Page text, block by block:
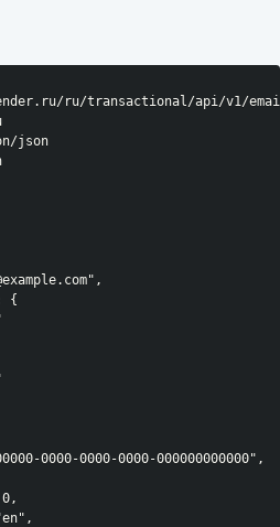
ru/transactional/api/v1/
json
{
0000-0000-0000-000000000000",